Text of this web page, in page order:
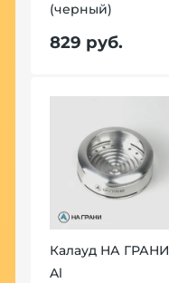
(черный)
829 руб.
Калауд НА ГРАНИ
Al